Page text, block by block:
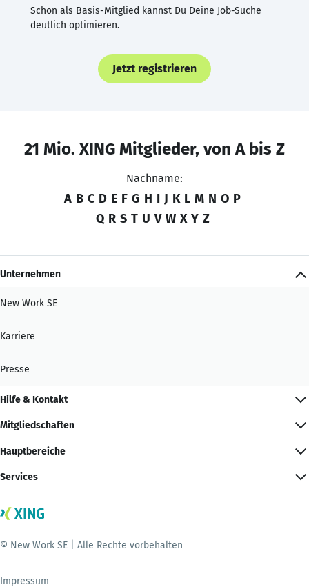
Schon als Basis-Mitglied kannst Du Deine Job-Suche
deutlich optimieren.
Jetzt registrieren
21 Mio. XING Mitglieder, von A bis Z
Nachname:
A B C D E F G H I J K L M N O P
Q R S T U V W X Y Z
Unternehmen
New Work SE
Karriere
Presse
Hilfe & Kontakt
Mitgliedschaften
Hauptbereiche
Services
© New Work SE | Alle Rechte vorbehalten
Impressum